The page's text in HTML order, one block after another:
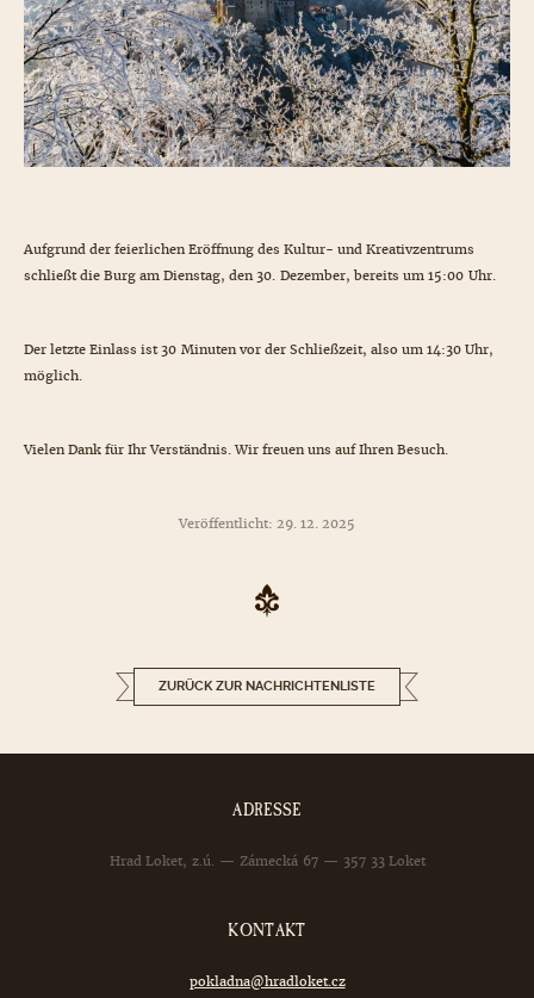
Aufgrund der feierlichen Eröffnung des Kultur- und Kreativzentrums
schließt die Burg am Dienstag, den 30. Dezember, bereits um 15:00 Uhr.
Der letzte Einlass ist 30 Minuten vor der Schließzeit, also um 14:30 Uhr,
möglich.
Vielen Dank für Ihr Verständnis. Wir freuen uns auf Ihren Besuch.
Veröffentlicht: 29. 12. 2025
ZURÜCK ZUR NACHRICHTENLISTE
ADRESSE
Hrad Loket, z.ú. — Zámecká 67 — 357 33 Loket
KONTAKT
pokladna@hradloket.cz